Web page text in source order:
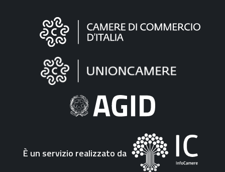
Informazioni
"Fattura
Elettronica"
È un servizio realizzato da